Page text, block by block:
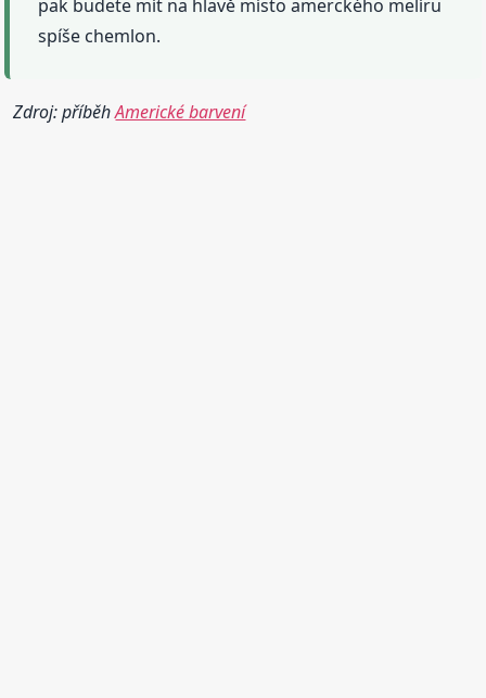
pak budete mít na hlavě místo amerckého melíru
spíše chemlon.
Zdroj: příběhAmerické barvení